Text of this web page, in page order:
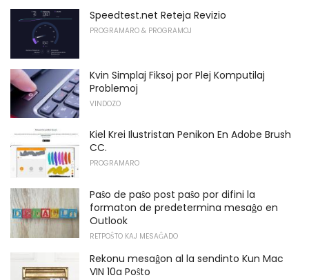
Speedtest.net Reteja Revizio
PROGRAMARO & PROGRAMOJ
Kvin Simplaj Fiksoj por Plej Komputilaj
Problemoj
VINDOZO
Kiel Krei Ilustristan Penikon En Adobe Brush
CC.
PROGRAMARO
Paŝo de paŝo post paŝo por difini la
formaton de predetermina mesaĝo en
Outlook
RETPOŜTO KAJ MESAĜADO
Rekonu mesaĝon al la sendinto Kun Mac
VIN 10a Poŝto